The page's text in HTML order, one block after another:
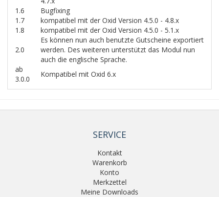
1.6
Bugfixing
1.7
kompatibel mit der Oxid Version 4.5.0 - 4.8.x
1.8
kompatibel mit der Oxid Version 4.5.0 - 5.1.x
2.0
Es können nun auch benutzte Gutscheine exportiert
werden. Des weiteren unterstützt das Modul nun
auch die englische Sprache.
ab
3.0.0
Kompatibel mit Oxid 6.x
SERVICE
Kontakt
Warenkorb
Konto
Merkzettel
Meine Downloads